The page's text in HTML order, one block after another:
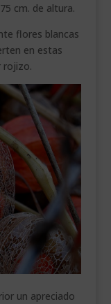
cm. de altura.
flores blancas
en estas
rojizo.
un apreciado